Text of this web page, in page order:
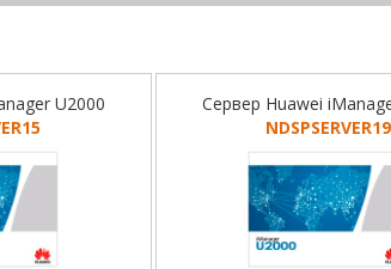
U2000
Сервер Huawei
NDSPSERVER19